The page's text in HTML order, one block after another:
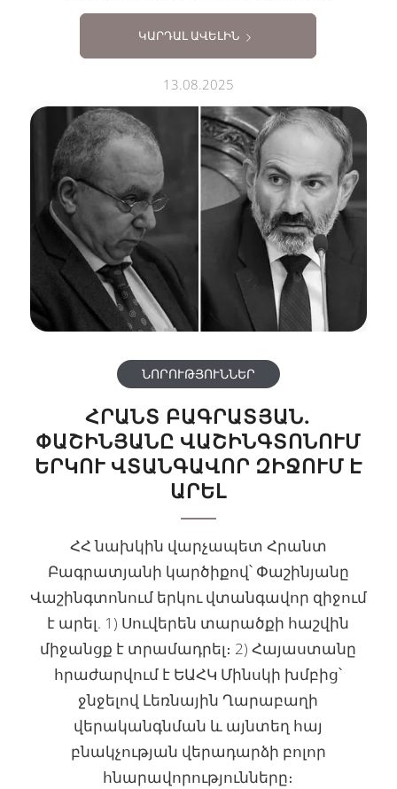
ԿԱՐԴԱԼ ԱՎԵԼԻՆ
13.08.2025
ՀՐԱՆՏ ԲԱԳՐԱՏՅԱՆ.
ՓԱՇԻՆՅԱՆԸ ՎԱՇԻՆԳՏՈՆՈՒՄ
ԵՐԿՈՒ ՎՏԱՆԳԱՎՈՐ ԶԻՋՈՒՄ Է
ԱՐԵԼ
ՆՈՐՈՒԹՅՈՒՆՆԵՐ
ՀՀ նախկին վարչապետ Հրանտ
Բագրատյանի կարծիքով՝ Փաշինյանը
Վաշինգտոնում երկու վտանգավոր զիջում
է արել. 1) Սուվերեն տարածքի հաշվին
միջանցք է տրամադրել։ 2) Հայաստանը
հրաժարվում է ԵԱՀԿ Մինսկի խմբից՝
ջնջելով Լեռնային Ղարաբաղի
վերականգնման և այնտեղ հայ
բնակչության վերադարձի բոլոր
հնարավորությունները։